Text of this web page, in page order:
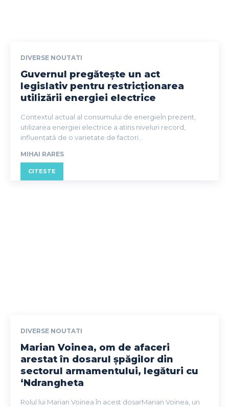
DIVERSE NOUTATI
Guvernul pregătește un act
legislativ pentru restricționarea
utilizării energiei electrice
Contextul actual al consumului de energieÎn prezent,
utilizarea energiei electrice a atins niveluri record,
influențată de o varietate de factori...
MIHAI RARES
CITESTE
DIVERSE NOUTATI
Marian Voinea, om de afaceri
arestat în dosarul șpăgilor din
sectorul armamentului, legături cu
‘Ndrangheta
Rolul lui Marian Voinea în acest dosarMarian Voinea, un